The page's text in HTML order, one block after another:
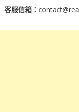
客服信箱：